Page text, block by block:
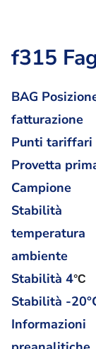
f315
BAG
fatturazione
Punti tariffari
Provetta
Campione
Stabilità
temperatura
ambiente
Stabilità 4°C
Stabilità -
Informazioni